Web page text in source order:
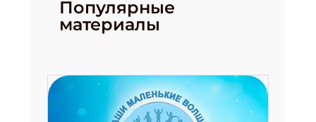
Популярные
материалы
Подпишись на рассылку
Получи электронный "Классный журнал" в